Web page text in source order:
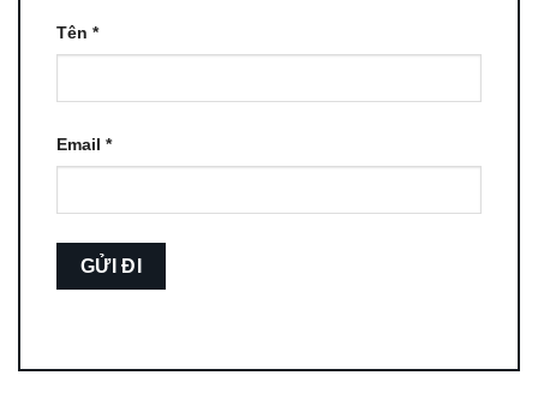
Tên *
Email *